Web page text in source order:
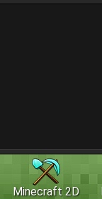
Minecraft 2D